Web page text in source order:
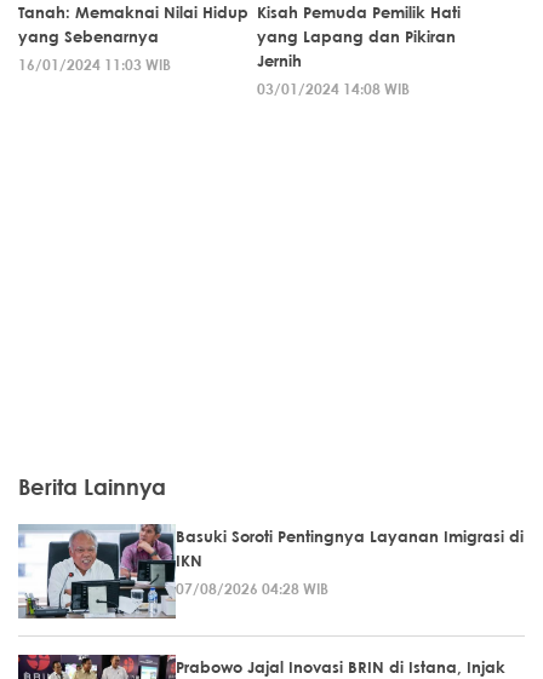
Tanah: Memaknai Nilai Hidup
yang Sebenarnya
16/01/2024 11:03 WIB
Kisah Pemuda Pemilik Hati
yang Lapang dan Pikiran
Jernih
03/01/2024 14:08 WIB
Berita Lainnya
Basuki Soroti Pentingnya Layanan Imigrasi di
IKN
07/08/2026 04:28 WIB
Prabowo Jajal Inovasi BRIN di Istana, Injak